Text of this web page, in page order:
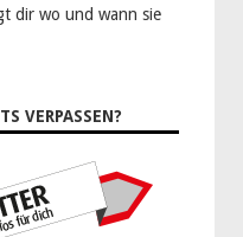
dir wo und wann sie
VERPASSEN?